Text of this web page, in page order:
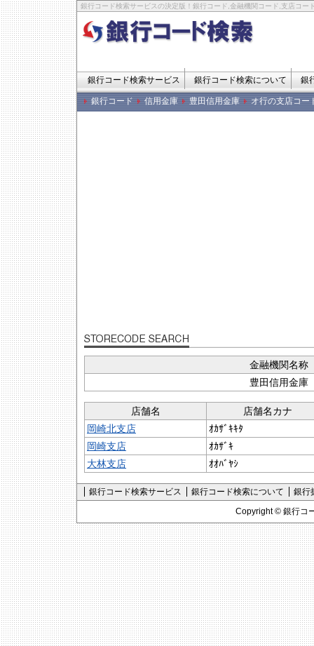
銀行コード検索サービスの決定版！銀行コード,金融機関コード,支店コー
銀行コード検索サービス 銀行コード検索について 銀
銀行コード 信用金庫 豊田信用金庫 オ行の支店コー
金融機関名称
豊田信用金庫
店舗名
店舗名カナ
岡崎北支店
ｵｶｻﾞｷｷﾀ
岡崎支店
ｵｶｻﾞｷ
大林支店
ｵｵﾊﾞﾔｼ
銀行コード検索サービス 銀行コード検索について
銀行
Copyright © 銀行コ